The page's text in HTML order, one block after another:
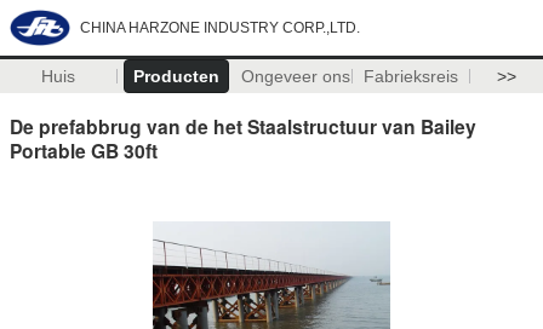
CHINA HARZONE INDUSTRY CORP.,LTD.
Huis Producten Ongeveer ons Fabrieksreis >>
De prefabbrug van de het Staalstructuur van Bailey
Portable GB 30ft